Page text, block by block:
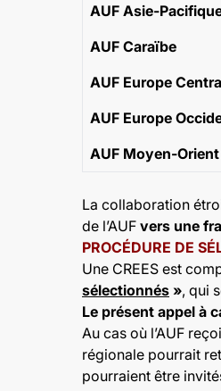
AUF Asie-
AUF Caraïbe
AUF Europe
AUF Europe
AUF Moyen-Orient
La collaboration
de l’AUF vers une
PROCÉDURE DE
Une CREES est
sélectionnés », qui
Le présent appel à
Au cas où l’AUF
régionale pourrait
pourraient être